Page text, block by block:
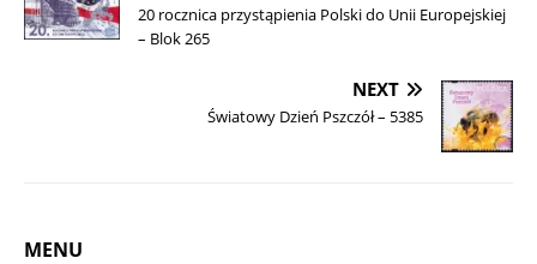
20 rocznica przystąpienia Polski do Unii Europejskiej
– Blok 265
NEXT
Światowy Dzień Pszczół – 5385
MENU